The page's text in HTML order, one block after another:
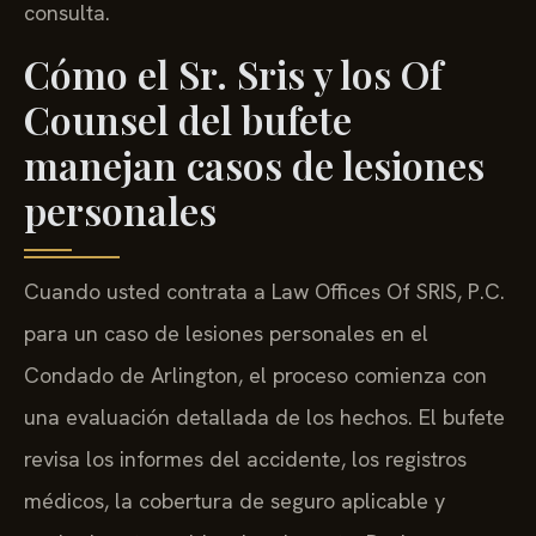
consulta.
Cómo el Sr. Sris y los Of
Counsel del bufete
manejan casos de lesiones
personales
Cuando usted contrata a Law Offices Of SRIS, P.C.
para un caso de lesiones personales en el
Condado de Arlington, el proceso comienza con
una evaluación detallada de los hechos. El bufete
revisa los informes del accidente, los registros
médicos, la cobertura de seguro aplicable y